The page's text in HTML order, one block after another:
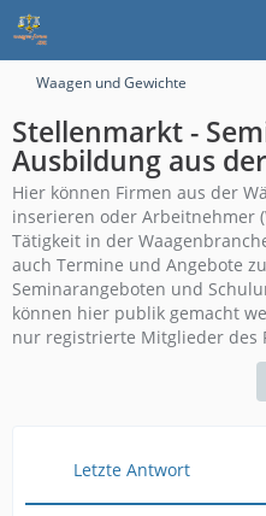
Waagen und Gewichte
Stellenmarkt -
Ausbildung aus
Hier können Firmen aus der
inserieren oder Arbeitnehmer
Tätigkeit in der
auch Termine und Angebote
Seminarangeboten und
können hier publik gemacht
nur registrierte Mitglieder des
Letzte Antwort